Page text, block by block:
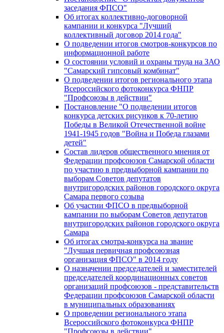
заседания ФПСО"
Об итогах коллективно-договорной
кампании и конкурса "Лучший
коллективный договор 2014 года"
О подведении итогов смотров-конкурсов по
информационной работе
О состоянии условий и охраны труда на ЗАО
"Самарский гипсовый комбинат"
О подведении итогов регионального этапа
Всероссийского фотоконкурса ФНПР
"Профсоюзы в действии"
Постановление "О подведении итогов
конкурса детских рисунков к 70-летию
Победы в Великой Отечественной войне
1941-1945 годов "Война и Победа глазами
детей"
Состав лидеров общественного мнения от
Федерации профсоюзов Самарской области
по участию в предвыборной кампании по
выборам Советов депутатов
внутригородских районов городского округа
Самара первого созыва
Об участии ФПСО в предвыборной
кампании по выборам Советов депутатов
внутригородских районов городского округа
Самара
Об итогах смотра-конкурса на звание
"Лучшая первичная профсоюзная
организация ФПСО" в 2014 году
О назначении председателей и заместителей
председателей координационных советов
организаций профсоюзов - представительств
Федерации профсоюзов Самарской области
в муниципальных образованиях
О проведении регионального этапа
Всероссийского фотоконкурса ФНПР
"Профсоюзы в действии"